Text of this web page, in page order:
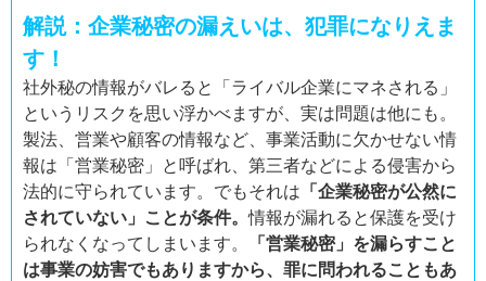
解説：企業秘密の漏えいは、犯罪になりえま
す！
社外秘の情報がバレると「ライバル企業にマネされる」
というリスクを思い浮かべますが、実は問題は他にも。
製法、営業や顧客の情報など、事業活動に欠かせない情
報は「営業秘密」と呼ばれ、第三者などによる侵害から
法的に守られています。でもそれは 「企業秘密が公然に
されていない」ことが条件。情報が漏れると保護を受け
られなくなってしまいます。
「営業秘密」を漏らすこと
は事業の妨害でもありますから、罪に問われることもあ